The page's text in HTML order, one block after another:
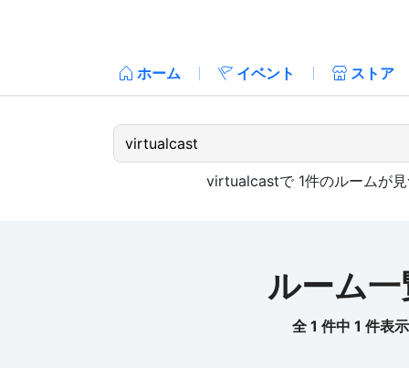
ホーム イベント ストア
virtualcastで 1件のルームが
ルーム一
全 1 件中 1 件表示